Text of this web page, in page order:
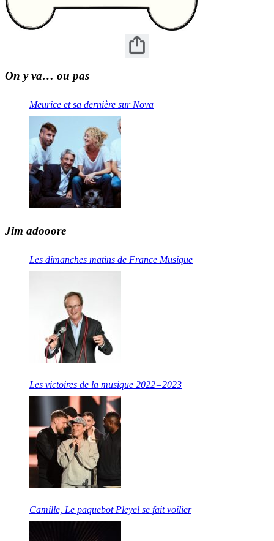
On y va… ou pas
Meurice et sa dernière sur Nova
Jim adooore
Les dimanches matins de France Musique
Les victoires de la musique 2022=2023
Camille, Le paquebot Pleyel se fait voilier